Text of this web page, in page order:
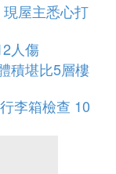
屋主悉心打
人傷
積堪比5層樓
李箱檢查 10